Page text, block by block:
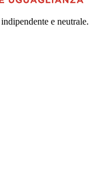
e neutrale.